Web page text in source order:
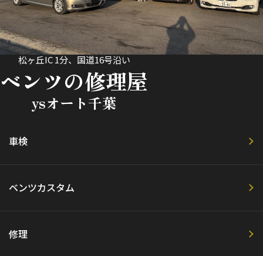
松ヶ丘IC 1分、国道16号沿い
ベンツの修理屋
ysオート千葉
車検
ベンツカスタム
修理